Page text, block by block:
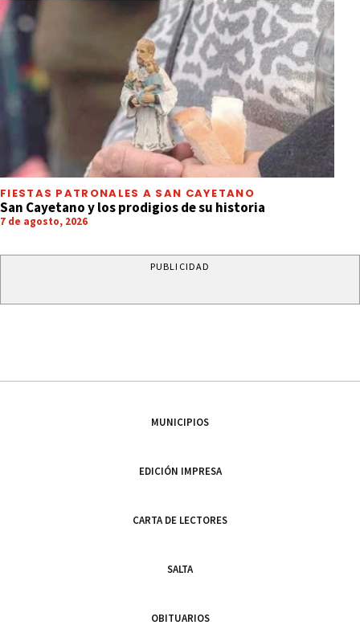
FIESTAS PATRONALES A SAN CAYETANO
San Cayetano y los prodigios de su historia
7 de agosto, 2026
PUBLICIDAD
MUNICIPIOS
EDICIÓN IMPRESA
CARTA DE LECTORES
SALTA
OBITUARIOS